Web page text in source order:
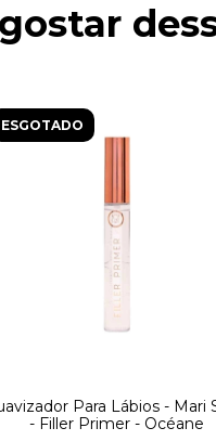
ESGOTADO
Para Lábios - Mari
- Filler Primer - Océane